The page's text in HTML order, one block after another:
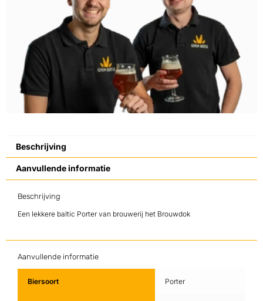
Beschrijving
Aanvullende informatie
Beschrijving
Een lekkere baltic Porter van brouwerij het Brouwdok
Aanvullende informatie
Biersoort Porter